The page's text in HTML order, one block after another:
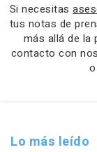
Si necesitas
tus notas de
más allá de la
contacto con
Lo más leído